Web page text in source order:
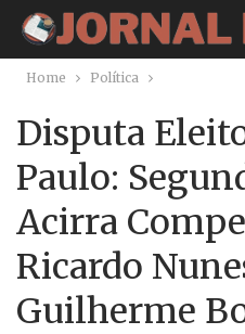
Home Política
Disputa
Paulo:
Acirra
Ricardo
Guilherme